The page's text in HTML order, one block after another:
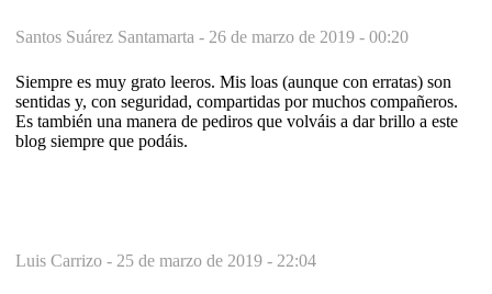
Santos Suárez Santamarta - 26 de marzo de 2019 - 00:20
Siempre es muy grato leeros. Mis loas (aunque con erratas) son
sentidas y, con seguridad, compartidas por muchos compañeros.
Es también una manera de pediros que volváis a dar brillo a este
blog siempre que podáis.
Luis Carrizo - 25 de marzo de 2019 - 22:04